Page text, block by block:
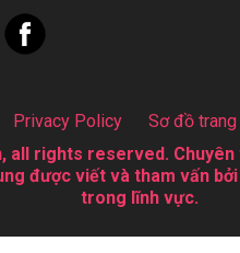
Privacy Policy
Sơ đồ
all rights reserved. Chuyên
được viết và tham vấn
trong lĩnh vực.